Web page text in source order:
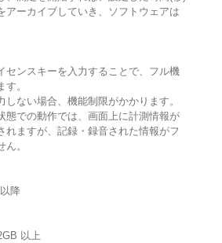
アーカイブしていき、ソフトウェアは
センスキーを入力することで、フル機
。
しない場合、機能制限がかかります。
態での動作では、画面上に計測情報が
れますが、記録・録音された情報がフ
。
降
以上